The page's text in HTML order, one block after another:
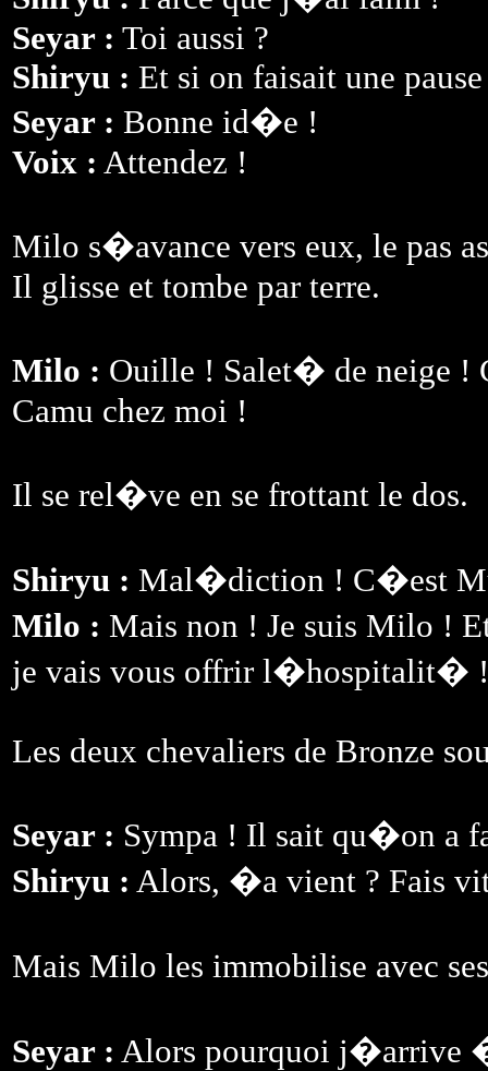
Seyar : Toi aussi ?
Shiryu : Et si on faisait une
Seyar : Bonne id�e !
Voix : Attendez !
Milo s�avance vers eux, le pas
Il glisse et tombe par terre.
Milo : Ouille ! Salet� de neige
Camu chez moi !
Il se rel�ve en se frottant le dos.
Shiryu : Mal�diction ! C�est
Milo : Mais non ! Je suis Milo !
je vais vous offrir l�hospitalit� !
Les deux chevaliers de Bronze
Seyar : Sympa ! Il sait qu�on a
Shiryu : Alors, �a vient ? Fais
Mais Milo les immobilise avec
Seyar : Alors pourquoi j�arrive